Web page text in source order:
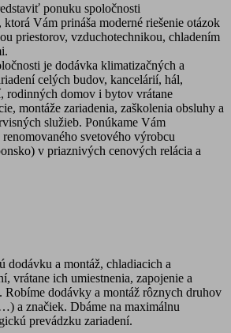
ponuku spoločnosti
Vám prináša moderné riešenie otázok
priestorov, vzduchotechnikou, chladením
je dodávka klimatizačných a
celých budov, kancelárií, hál,
rodinných domov i bytov vrátane
montáže zariadenia, zaškolenia obsluhy a
služieb. Ponúkame Vám
svetového výrobcu
v priaznivých cenových relácia a
dodávku a montáž, chladiacich a
vrátane ich umiestnenia, zapojenie a
Robíme dodávky a montáž rôznych druhov
a značiek. Dbáme na maximálnu
prevádzku zariadení.